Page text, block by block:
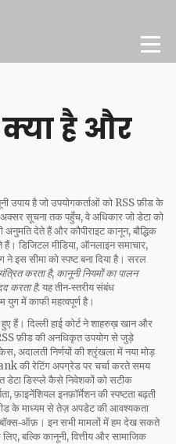
क्या है और
उपाय है जो उपयोगकर्ताओं को RSS फ़ीड के
अक्सरसूचना तक पहुँच,वे अधिकार जो डेटा को
अनुमति देते हैंऔरकौपीराइट कानून,बौद्धिक
हैं। डिजिटल मीडिया,ऑनलाइन समाचार,
इस सीमा को स्पष्ट बना दिया है। सरल
करता है, कानूनी नियमों का पालन
करता है. यह तीन‑स्तरीय संबंध
में काफी महत्वपूर्ण है।
हैं। दिल्ली हाई कोर्ट ने शाहरुख़ खान और
फ़ीड की अनधिकृत उपयोग से जुड़े
केस,अदालती निर्णयों की श्रृंखलामें नया मोड़
की रेटिंग अपग्रेड पर चर्चा करते समय
डेटा डिस्प्ले कैसे निवेशकों को सटीक
,फ़ाइनेंशियल इनफ़ॉर्मेशन की स्पष्टताबढ़ती
के माध्यम से तेज़ अपडेट की आवश्यकता
इन सभी मामलों में हम देख सकते
बल्कि कानूनी, वित्तीय और सामाजिक